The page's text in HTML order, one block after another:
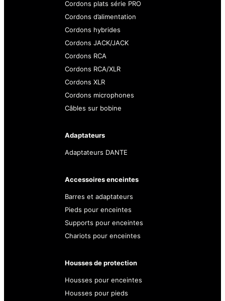
Cordons plats série PRO
Cordons d’alimentation
Cordons hybrides
Cordons JACK/JACK
Cordons RCA
Cordons RCA/XLR
Cordons XLR
Cordons microphones
Câbles sur bobine
Adaptateurs
Adaptateurs DANTE
Accessoires enceintes
Barres et adaptateurs
Pieds pour enceintes
Supports pour enceintes
Chariots pour enceintes
Housses de protection
Housses pour enceintes
Housses pour pieds